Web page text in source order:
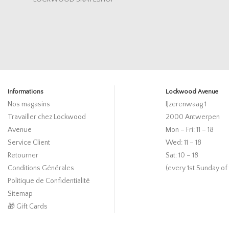
Informations
Nos magasins
Travailler chez Lockwood
Avenue
Service Client
Retourner
Conditions Générales
Politique de Confidentialité
Sitemap
🎁 Gift Cards
Lockwood Avenue
IJzerenwaag 1
2000 Antwerpen
Mon – Fri: 11 – 18
Wed: 11 – 18
Sat: 10 – 18
(every 1st Sunday